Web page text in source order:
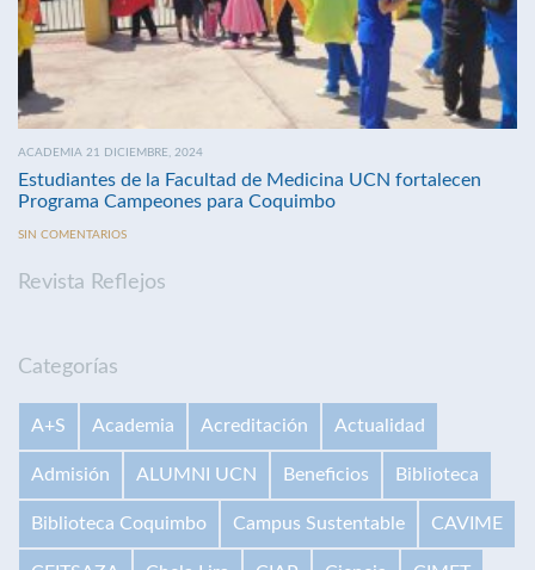
ACADEMIA 21 DICIEMBRE, 2024
Estudiantes de la Facultad de Medicina UCN fortalecen
Programa Campeones para Coquimbo
SIN COMENTARIOS
Revista Reflejos
Categorías
A+S Academia Acreditación Actualidad
Admisión ALUMNI UCN Beneficios Biblioteca
Biblioteca Coquimbo Campus Sustentable CAVIME